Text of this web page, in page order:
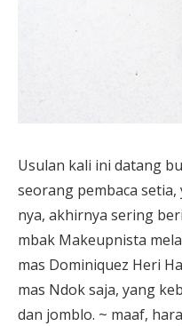
Usulan kali ini datang
seorang pembaca
nya, akhirnya sering
mbak Makeupnista
mas Dominiquez Heri
mas Ndok saja, yang
dan jomblo. ~ maaf,